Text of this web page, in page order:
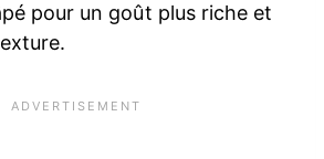
pour un goût plus riche et